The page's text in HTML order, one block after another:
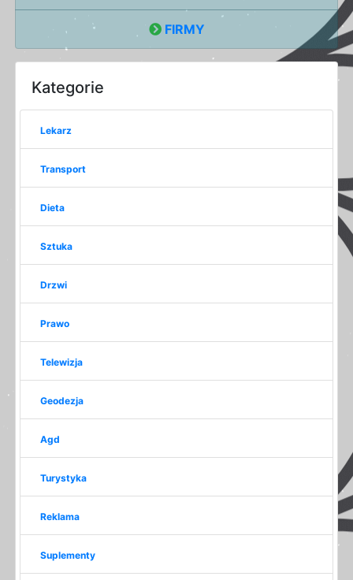
FIRMY
Kategorie
Lekarz
Transport
Dieta
Sztuka
Drzwi
Prawo
Telewizja
Geodezja
Agd
Turystyka
Reklama
Suplementy